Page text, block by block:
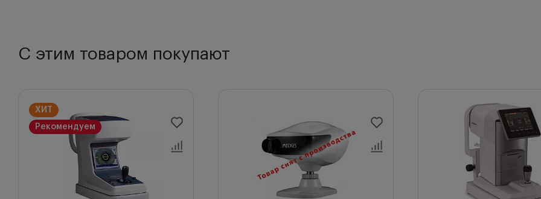
Режимы измерений авторефкератометра HRK-7000A:
контактных линз (CLBS), периферическая кератометрия (KER P), ретроиллюминационное обследование,
зрачка, роговицы или радужки в режиме стоп-кадра.
Преимущества:
SLD & высокочувствительная ПЗС матрица
Новый авторефкератометр HRK-7000A обеспечивает четкое изображение благодаря использованию
С этим товаром покупают
ХИТ
Рекомендуем